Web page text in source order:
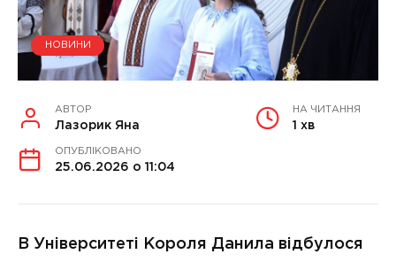
НОВИНИ
АВТОР
Лазорик Яна
НА ЧИТАННЯ
1 хв
ОПУБЛІКОВАНО
25.06.2026 о 11:04
В Університеті Короля Данила відбулося